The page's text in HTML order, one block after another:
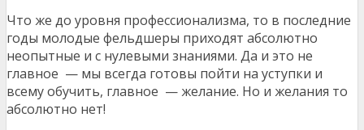
Что же до уровня профессионализма, то в последние
годы молодые фельдшеры приходят абсолютно
неопытные и с нулевыми знаниями. Да и это не
главное — мы всегда готовы пойти на уступки и
всему обучить, главное — желание. Но и желания то
абсолютно нет!